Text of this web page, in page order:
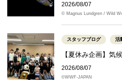
2026/08/07
© Magnus Lundgren / Wild
スタッフブログ 活
【夏休み企画】気
2026/08/07
©WWF-JAPAN